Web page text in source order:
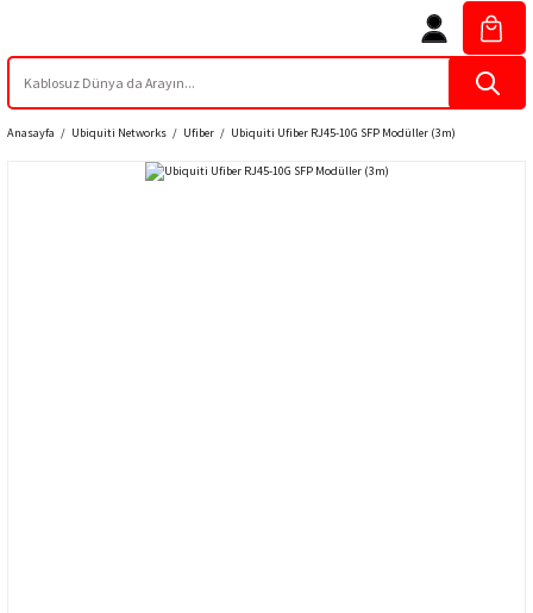
Anasayfa Ubiquiti Networks Ufiber Ubiquiti Ufiber RJ45-10G SFP Modüller (3m)